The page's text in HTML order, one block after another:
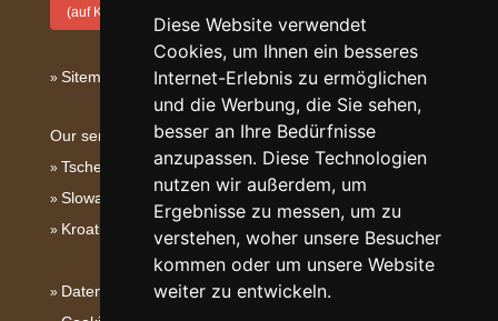
Diese Website verwendet
Cookies, um Ihnen ein besseres
Internet-Erlebnis zu ermöglichen
und die Werbung, die Sie sehen,
besser an Ihre Bedürfnisse
anzupassen. Diese Technologien
nutzen wir außerdem, um
Ergebnisse zu messen, um zu
verstehen, woher unsere Besucher
kommen oder um unsere Website
weiter zu entwickeln.
(auf Kroatisch)
Sitemap
Our servers:
Tschechische Gebirge
Slowakische Gebirge
Kroatien
Datenschutz